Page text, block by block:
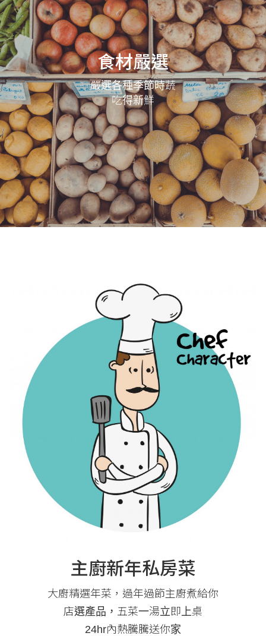
食材嚴選
嚴選各種季節時蔬
吃得新鮮
主廚新年私房菜
大廚精選年菜，過年過節主廚煮給你
店選產品，五菜一湯立即上桌
24hr內熱騰騰送你家